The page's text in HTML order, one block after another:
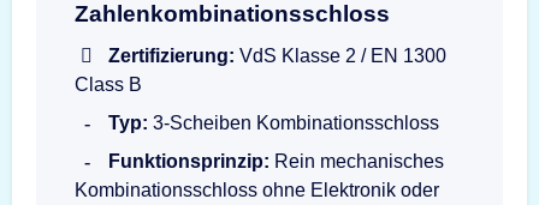
Zahlenkombinationsschloss
Zertifizierung: VdS Klasse 2 / EN 1300
Class B
Typ: 3-Scheiben Kombinationsschloss
Funktionsprinzip: Rein mechanisches
Kombinationsschloss ohne Elektronik oder